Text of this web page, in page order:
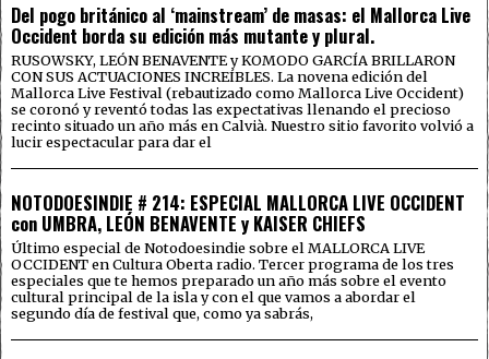
Del pogo británico al ‘mainstream’ de masas: el Mallorca Live
Occident borda su edición más mutante y plural.
RUSOWSKY, LEÓN BENAVENTE y KOMODO GARCÍA BRILLARON
CON SUS ACTUACIONES INCREÍBLES. La novena edición del
Mallorca Live Festival (rebautizado como Mallorca Live Occident)
se coronó y reventó todas las expectativas llenando el precioso
recinto situado un año más en Calvià. Nuestro sitio favorito volvió a
lucir espectacular para dar el
NOTODOESINDIE # 214: ESPECIAL MALLORCA LIVE OCCIDENT
con UMBRA, LEÓN BENAVENTE y KAISER CHIEFS
Último especial de Notodoesindie sobre el MALLORCA LIVE
OCCIDENT en Cultura Oberta radio. Tercer programa de los tres
especiales que te hemos preparado un año más sobre el evento
cultural principal de la isla y con el que vamos a abordar el
segundo día de festival que, como ya sabrás,